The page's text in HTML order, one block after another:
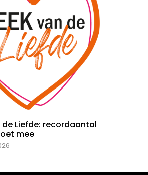
de Liefde: recordaantal
mee